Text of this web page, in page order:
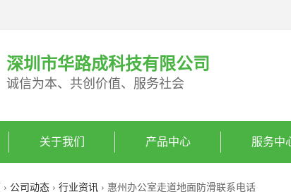
深圳市华路成科技有限公司
诚信为本、共创价值、服务社会
关于我们 产品中心 服务中
› 公司动态 › 行业资讯 › 惠州办公室走道地面防滑联系电话